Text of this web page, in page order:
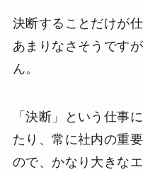
決断することだけが
あまりなさそうです
ん。
「決断」という仕事
たり、常に社内の重
ので、かなり大きな